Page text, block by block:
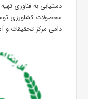
دستیابی به فناوری
محصولات کشاورزی
دامی مرکز تحقیقات و